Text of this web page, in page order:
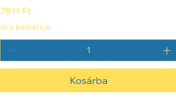
Ár
7811 Ft
ÁFA beleértve
Kosárba